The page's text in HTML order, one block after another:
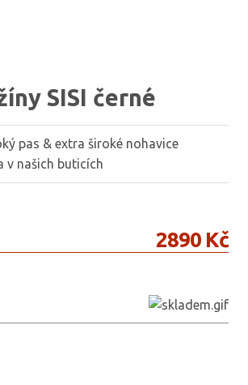
SISI černé
pas & extra široké nohavice
v našich buticích
2890 Kč